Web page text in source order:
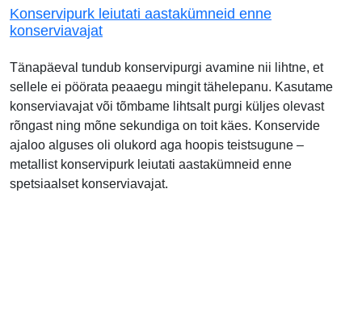
Konservipurk leiutati aastakümneid enne
konserviavajat
Tänapäeval tundub konservipurgi avamine nii lihtne, et
sellele ei pöörata peaaegu mingit tähelepanu. Kasutame
konserviavajat või tõmbame lihtsalt purgi küljes olevast
rõngast ning mõne sekundiga on toit käes. Konservide
ajaloo alguses oli olukord aga hoopis teistsugune –
metallist konservipurk leiutati aastakümneid enne
spetsiaalset konserviavajat.